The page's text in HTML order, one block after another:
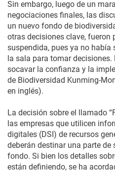
Sin embargo, luego de un
negociaciones finales, las
un nuevo fondo de
otras decisiones clave, fueron
suspendida, pues ya no había
la sala para tomar decisiones.
socavar la confianza y la
de Biodiversidad Kunming-
en inglés).
La decisión sobre el llamado
las empresas que utilicen
digitales (DSI) de recursos
deberán destinar una parte
fondo. Si bien los detalles
están definiendo, se ha